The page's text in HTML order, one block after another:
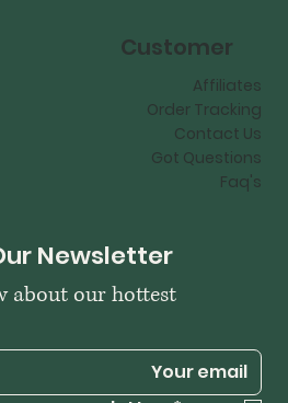
Newsletter
about our hottest
Customer
Affiliates
Order Tracking
Contact Us
Got Questions
Faq's